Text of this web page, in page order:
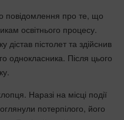
повідомлення про те, що
освітнього процесу.
дістав пістолет та здійснив
однокласника. Після цього
Наразі на місці події
потерпілого, його